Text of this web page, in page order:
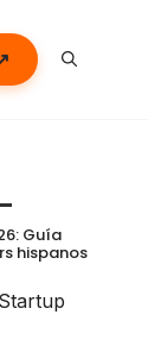
Guía
hispanos
Startup